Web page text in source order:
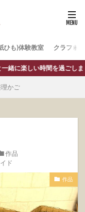
ひも)体験教室 クラフト
過ごしましょう！
かご
作品
ド
作品